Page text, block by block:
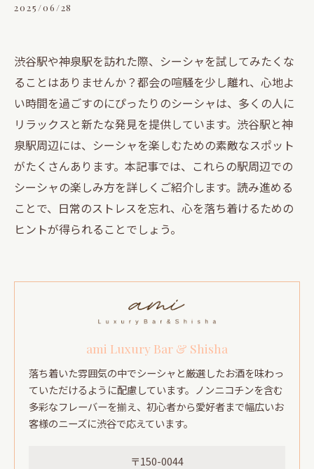
2025/06/28
渋谷駅や神泉駅を訪れた際、シーシャを試してみたくな
ることはありませんか？都会の喧騒を少し離れ、心地よ
い時間を過ごすのにぴったりのシーシャは、多くの人に
リラックスと新たな発見を提供しています。渋谷駅と神
泉駅周辺には、シーシャを楽しむための素敵なスポット
がたくさんあります。本記事では、これらの駅周辺での
シーシャの楽しみ方を詳しくご紹介します。読み進める
ことで、日常のストレスを忘れ、心を落ち着けるための
ヒントが得られることでしょう。
ami Luxury Bar & Shisha
落ち着いた雰囲気の中でシーシャと厳選したお酒を味わっ
ていただけるように配慮しています。ノンニコチンを含む
多彩なフレーバーを揃え、初心者から愛好者まで幅広いお
客様のニーズに渋谷で応えています。
〒150-0044